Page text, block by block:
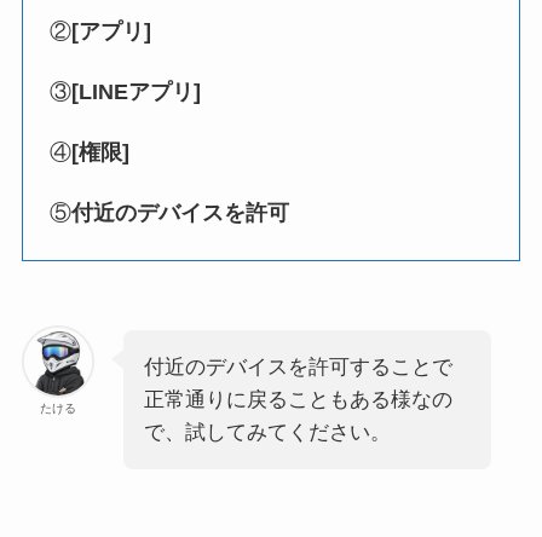
②[アプリ]
③[LINEアプリ]
④[権限]
⑤付近のデバイスを許可
たける
付近のデバイスを許可することで
正常通りに戻ることもある様なの
で、試してみてください。